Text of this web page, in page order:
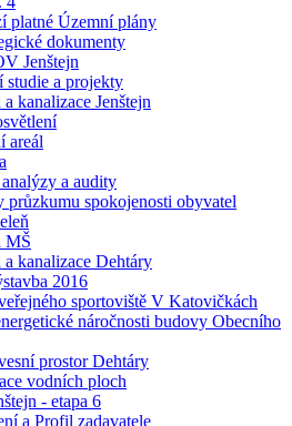
platné Územní plány
dokumenty
Jenštejn
studie a projekty
kanalizace Jenštejn
areál
a audity
průzkumu spokojenosti obyvatel
MŠ
kanalizace Dehtáry
2016
sportoviště V Katovičkách
náročnosti budovy Obecního
prostor Dehtáry
vodních ploch
- etapa 6
a Profil zadavatele